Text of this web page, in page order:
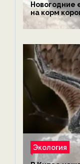
Новогодние
на корм
обезьянам,
экологии на
Экология